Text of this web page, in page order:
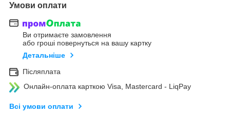
Умови оплати
Ви отримаєте замовлення
або гроші повернуться на вашу картку
Детальніше
Післяплата
Онлайн-оплата карткою Visa, Mastercard - LiqPay
Всі умови оплати